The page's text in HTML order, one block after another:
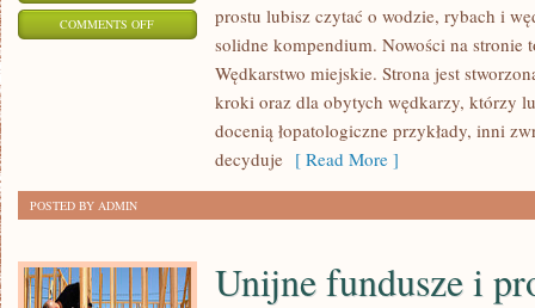
COMMENTS OFFON
prostu lubisz czytać o wodzie, rybach i
solidne kompendium. Nowości na stronie
Wędkarstwo miejskie. Strona jest
kroki oraz dla obytych wędkarzy, którzy
docenią łopatologiczne przykłady, inni
decyduje [ Read More ]
POSTED BY ADMIN
Unijne fundusze i